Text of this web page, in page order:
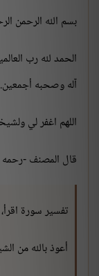
بسم الله الرحمن
الحمد لله رب
آله وصحبه أجمعين.
اللهم اغفر لي
قال المصنف -رحمه
تفسير سورة
أعوذ بالله من